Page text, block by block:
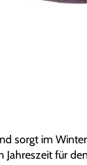
sorgt im
Jahreszeit für